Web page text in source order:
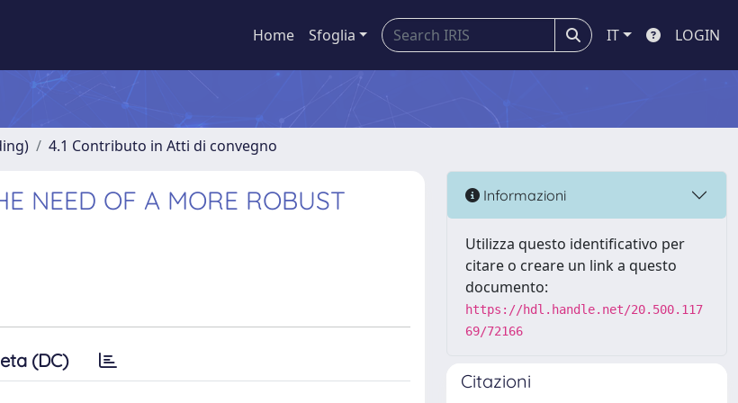
Home Sfoglia IT LOGIN
4.1 Contributo in Atti di convegno
NEED OF A MORE ROBUST
(DC)
Informazioni
Utilizza questo identificativo per
citare o creare un link a questo
documento:
https://hdl.handle.net/20.500.117
69/72166
Citazioni